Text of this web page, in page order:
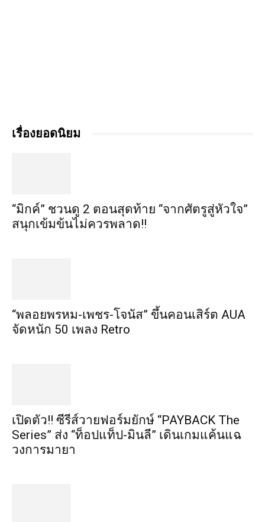
เรื่องยอดนิยม
“มิกค์” ชวนดู 2 ตอนสุดท้าย “จากศัตรูสู่หัวใจ”
สนุกเข้มข้นไม่ควรพลาด!!
“พลอยพรหม-เพชร-โจนัส” ขึ้นคอนเสิร์ต AUA
จัดหนัก 50 เพลง Retro
เปิดตัว!! ซีรีส์วายฟอร์มยักษ์ “PAYBACK The
Series” ส่ง “ท็อปแท็ป-มินลี” เดินเกมแค้นแฉ
วงการมายา